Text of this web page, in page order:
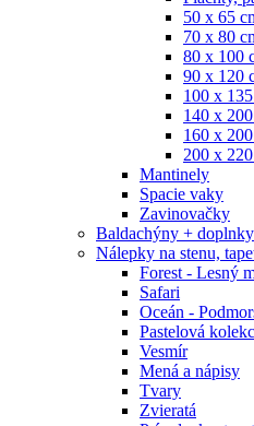
50 x 65
70 x 80
80 x 100
90 x 120
100 x
140 x
160 x
200 x
Mantinely
Spacie vaky
Zavinovačky
Baldachýny + doplnky
Nálepky na stenu,
Forest - Lesný
Safari
Oceán -
Pastelová
Vesmír
Mená a nápisy
Tvary
Zvieratá